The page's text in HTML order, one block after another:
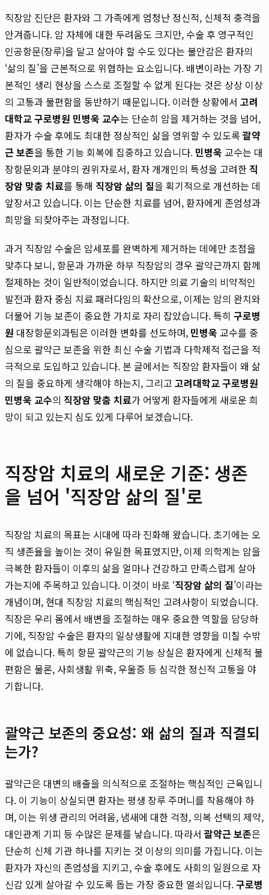
직장암 진단은 환자와 그 가족에게 엄청난 정신적, 신체적 충격을
안겨줍니다. 암 자체에 대한 두려움도 크지만, 수술 후 영구적인
인공항문(장루)을 달고 살아야 할 수도 있다는 불안감은 환자의
‘삶의 질’을 근본적으로 위협하는 요소입니다. 배변이라는 가장 기
본적인 생리 현상을 스스로 조절할 수 없게 된다는 것은 상상 이상
의 고통과 불편함을 동반하기 때문입니다. 이러한 상황에서 고려
대학교 구로병원 민병욱 교수는 단순히 암을 제거하는 것을 넘어,
환자가 수술 후에도 최대한 정상적인 삶을 영위할 수 있도록괄약
근 보존을 통한 기능 회복에 집중하고 있습니다. 민병욱 교수는 대
장항문외과 분야의 권위자로서, 환자 개개인의 특성을 고려한 직
장암 맞춤 치료를 통해 직장암 삶의 질을 획기적으로 개선하는 데
앞장서고 있습니다. 이는 단순한 치료를 넘어, 환자에게 존엄성과
희망을 되찾아주는 과정입니다.
과거 직장암 수술은 암세포를 완벽하게 제거하는 데에만 초점을
맞추다 보니, 항문과 가까운 하부 직장암의 경우 괄약근까지 함께
절제하는 것이 일반적이었습니다. 하지만 의료 기술의 비약적인
발전과 환자 중심 치료 패러다임의 확산으로, 이제는 암의 완치와
더불어 기능 보존이 중요한 가치로 자리 잡았습니다. 특히 구로병
원 대장항문외과팀은 이러한 변화를 선도하며, 민병욱 교수를 중
심으로 괄약근 보존을 위한 최신 수술 기법과 다학제적 접근을 적
극적으로 도입하고 있습니다. 본 글에서는 직장암 환자들이 왜 삶
의 질을 중요하게 생각해야 하는지, 그리고 고려대학교 구로병원
민병욱 교수의 직장암 맞춤 치료가 어떻게 환자들에게 새로운 희
망이 되고 있는지 심도 있게 다루어 보겠습니다.
직장암 치료의 새로운 기준: 생존
을 넘어 '직장암 삶의 질'로
직장암 치료의 목표는 시대에 따라 진화해 왔습니다. 초기에는 오
직 생존율을 높이는 것이 유일한 목표였지만, 이제 의학계는 암을
극복한 환자들이 이후의 삶을 얼마나 건강하고 만족스럽게 살아
가는지에 주목하고 있습니다. 이것이 바로 ‘직장암 삶의 질’이라는
개념이며, 현대 직장암 치료의 핵심적인 고려사항이 되었습니다.
직장은 우리 몸에서 배변을 조절하는 매우 중요한 역할을 담당하
기에, 직장암 수술은 환자의 일상생활에 지대한 영향을 미칠 수밖
에 없습니다. 특히 항문 괄약근의 기능 상실은 환자에게 신체적 불
편함은 물론, 사회생활 위축, 우울증 등 심각한 정신적 고통을 야
기합니다.
괄약근 보존의 중요성: 왜 삶의 질과 직결되
는가?
괄약근은 대변의 배출을 의식적으로 조절하는 핵심적인 근육입니
다. 이 기능이 상실되면 환자는 평생 장루 주머니를 착용해야 하
며, 이는 위생 관리의 어려움, 냄새에 대한 걱정, 의복 선택의 제약,
대인관계 기피 등 수많은 문제를 낳습니다. 따라서괄약근 보존은
단순히 신체 기관 하나를 지키는 것 이상의 의미를 가집니다. 이는
환자가 자신의 존엄성을 지키고, 수술 후에도 사회의 일원으로 자
신감 있게 살아갈 수 있도록 돕는 가장 중요한 열쇠입니다.구로병